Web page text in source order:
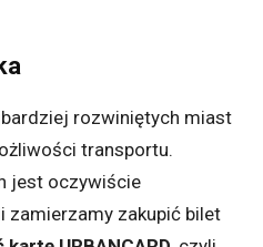
rozwiniętych miast
transportu.
jest oczywiście
zamierzamy zakupić bilet